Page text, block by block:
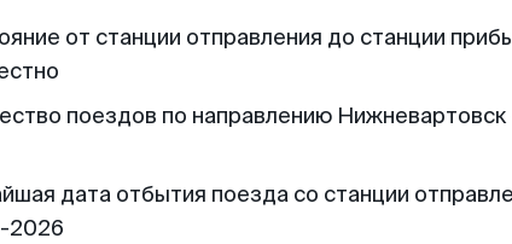
от станции отправления до станции
поездов по направлению
дата отбытия поезда со станции
2026